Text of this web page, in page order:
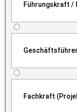
Führungskraft /
Fachkraft